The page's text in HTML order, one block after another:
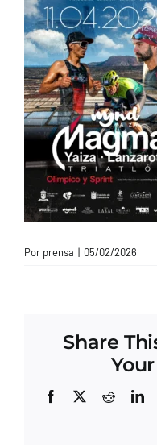
CONTACTO
Por prensa | 05/02/2026
Share
Facebook
X Reddit